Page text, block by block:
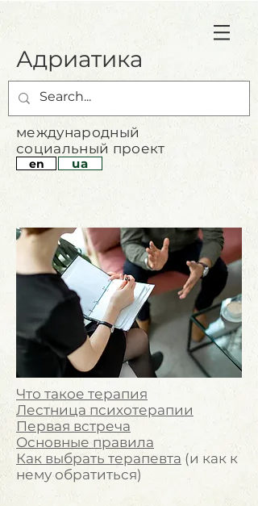
Адриатика
международный
социальный проект
en ua
Что такое терапия
Лестница психотерапии
Первая встреча
Основные правила
Как выбрать терапевта (и как к
нему обратиться)